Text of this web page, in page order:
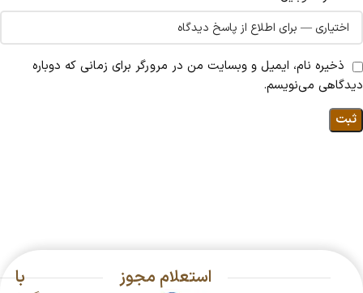
ذخیره نام، ایمیل و وبسایت من در مرورگر برای زمانی که دوباره
دیدگاهی می‌نویسم.
استعلام مجوز
با